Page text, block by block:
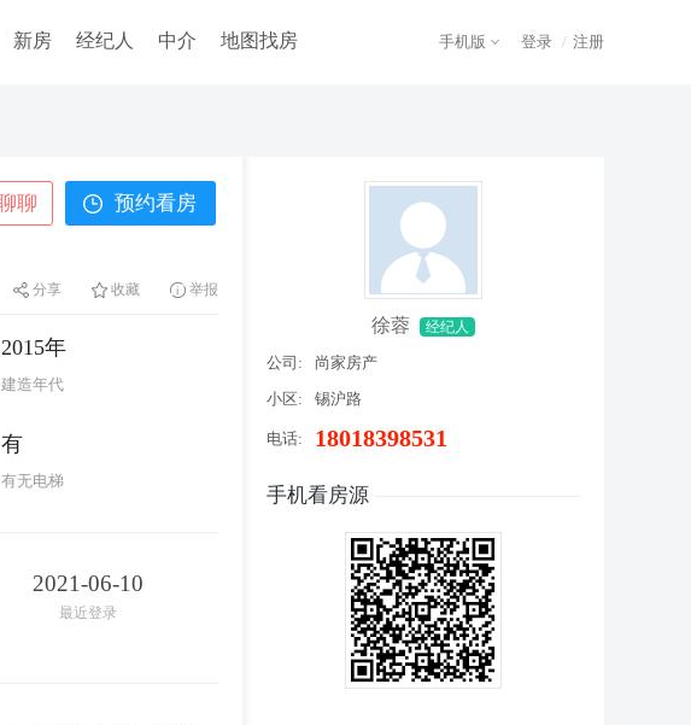
新房 经纪人 中介 地图找房 登录 / 注册
手机版
举报
收藏
分享
2015年
建造年代
有
有无电梯
2021-06-10
最近登录
徐蓉 经纪人
公司:
尚家房产
小区:
锡沪路
电话: 18018398531
手机看房源